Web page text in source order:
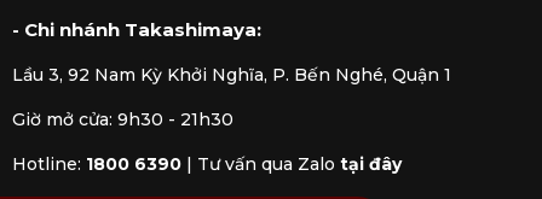
- Chi nhánh Takashimaya:
Lầu 3, 92 Nam Kỳ Khởi Nghĩa, P. Bến Nghé, Quận 1
Giờ mở cửa: 9h30 - 21h30
Hotline: 1800 6390 Tư vấn qua Zalo tại đây